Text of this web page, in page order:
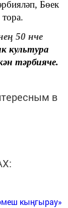
Бөек
50 нче
культура
тәрбияче.
в
кыңгырау»